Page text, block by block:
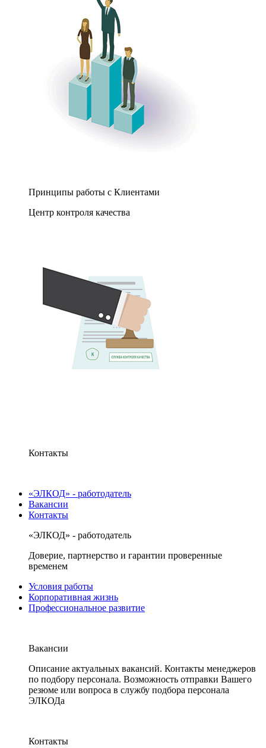
Принципы работы с Клиентами
Центр контроля качества
Контакты
«ЭЛКОД» - работодатель
Вакансии
Контакты
«ЭЛКОД» - работодатель
Доверие, партнерство и гарантии проверенные
временем
Условия работы
Корпоративная жизнь
Профессиональное развитие
Вакансии
Описание актуальных вакансий. Контакты менеджеров
по подбору персонала. Возможность отправки Вашего
резюме или вопроса в службу подбора персонала
ЭЛКОДа
Контакты